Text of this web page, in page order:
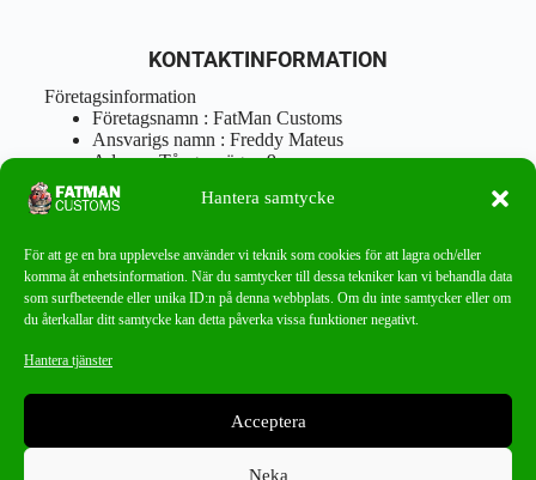
Hantera samtycke
För att ge en bra upplevelse använder vi teknik som cookies för att lagra och/eller
komma åt enhetsinformation. När du samtycker till dessa tekniker kan vi behandla data
som surfbeteende eller unika ID:n på denna webbplats. Om du inte samtycker eller om
du återkallar ditt samtycke kan detta påverka vissa funktioner negativt.
Hantera tjänster
Acceptera
Neka
KONTAKTINFORMATION
Företagsinformation
Företagsnamn : FatMan Customs
Ansvarigs namn : Freddy Mateus
Adress : Tångenvägen 9
Postnr : 417 46 Göteborg
Tel : 0762919666
info@fatmancustoms.se
Mån – Fre 10:00 – 18:00
Lör -11:00 – 15:00
Missa aldrig ett bra erbjudande!